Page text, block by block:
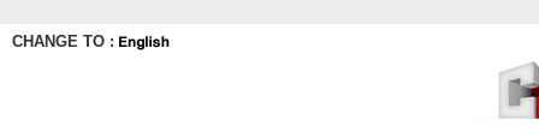
CHANGE TO :